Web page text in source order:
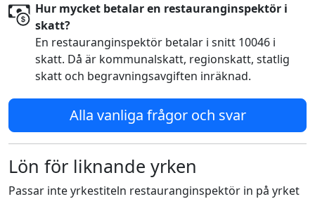
Hur mycket betalar en restauranginspektör i
skatt?
En restauranginspektör betalar i snitt 10046 i
skatt. Då är kommunalskatt, regionskatt, statlig
skatt och begravningsavgiften inräknad.
Alla vanliga frågor och svar
Lön för liknande yrken
Passar inte yrkestiteln restauranginspektör in på yrket